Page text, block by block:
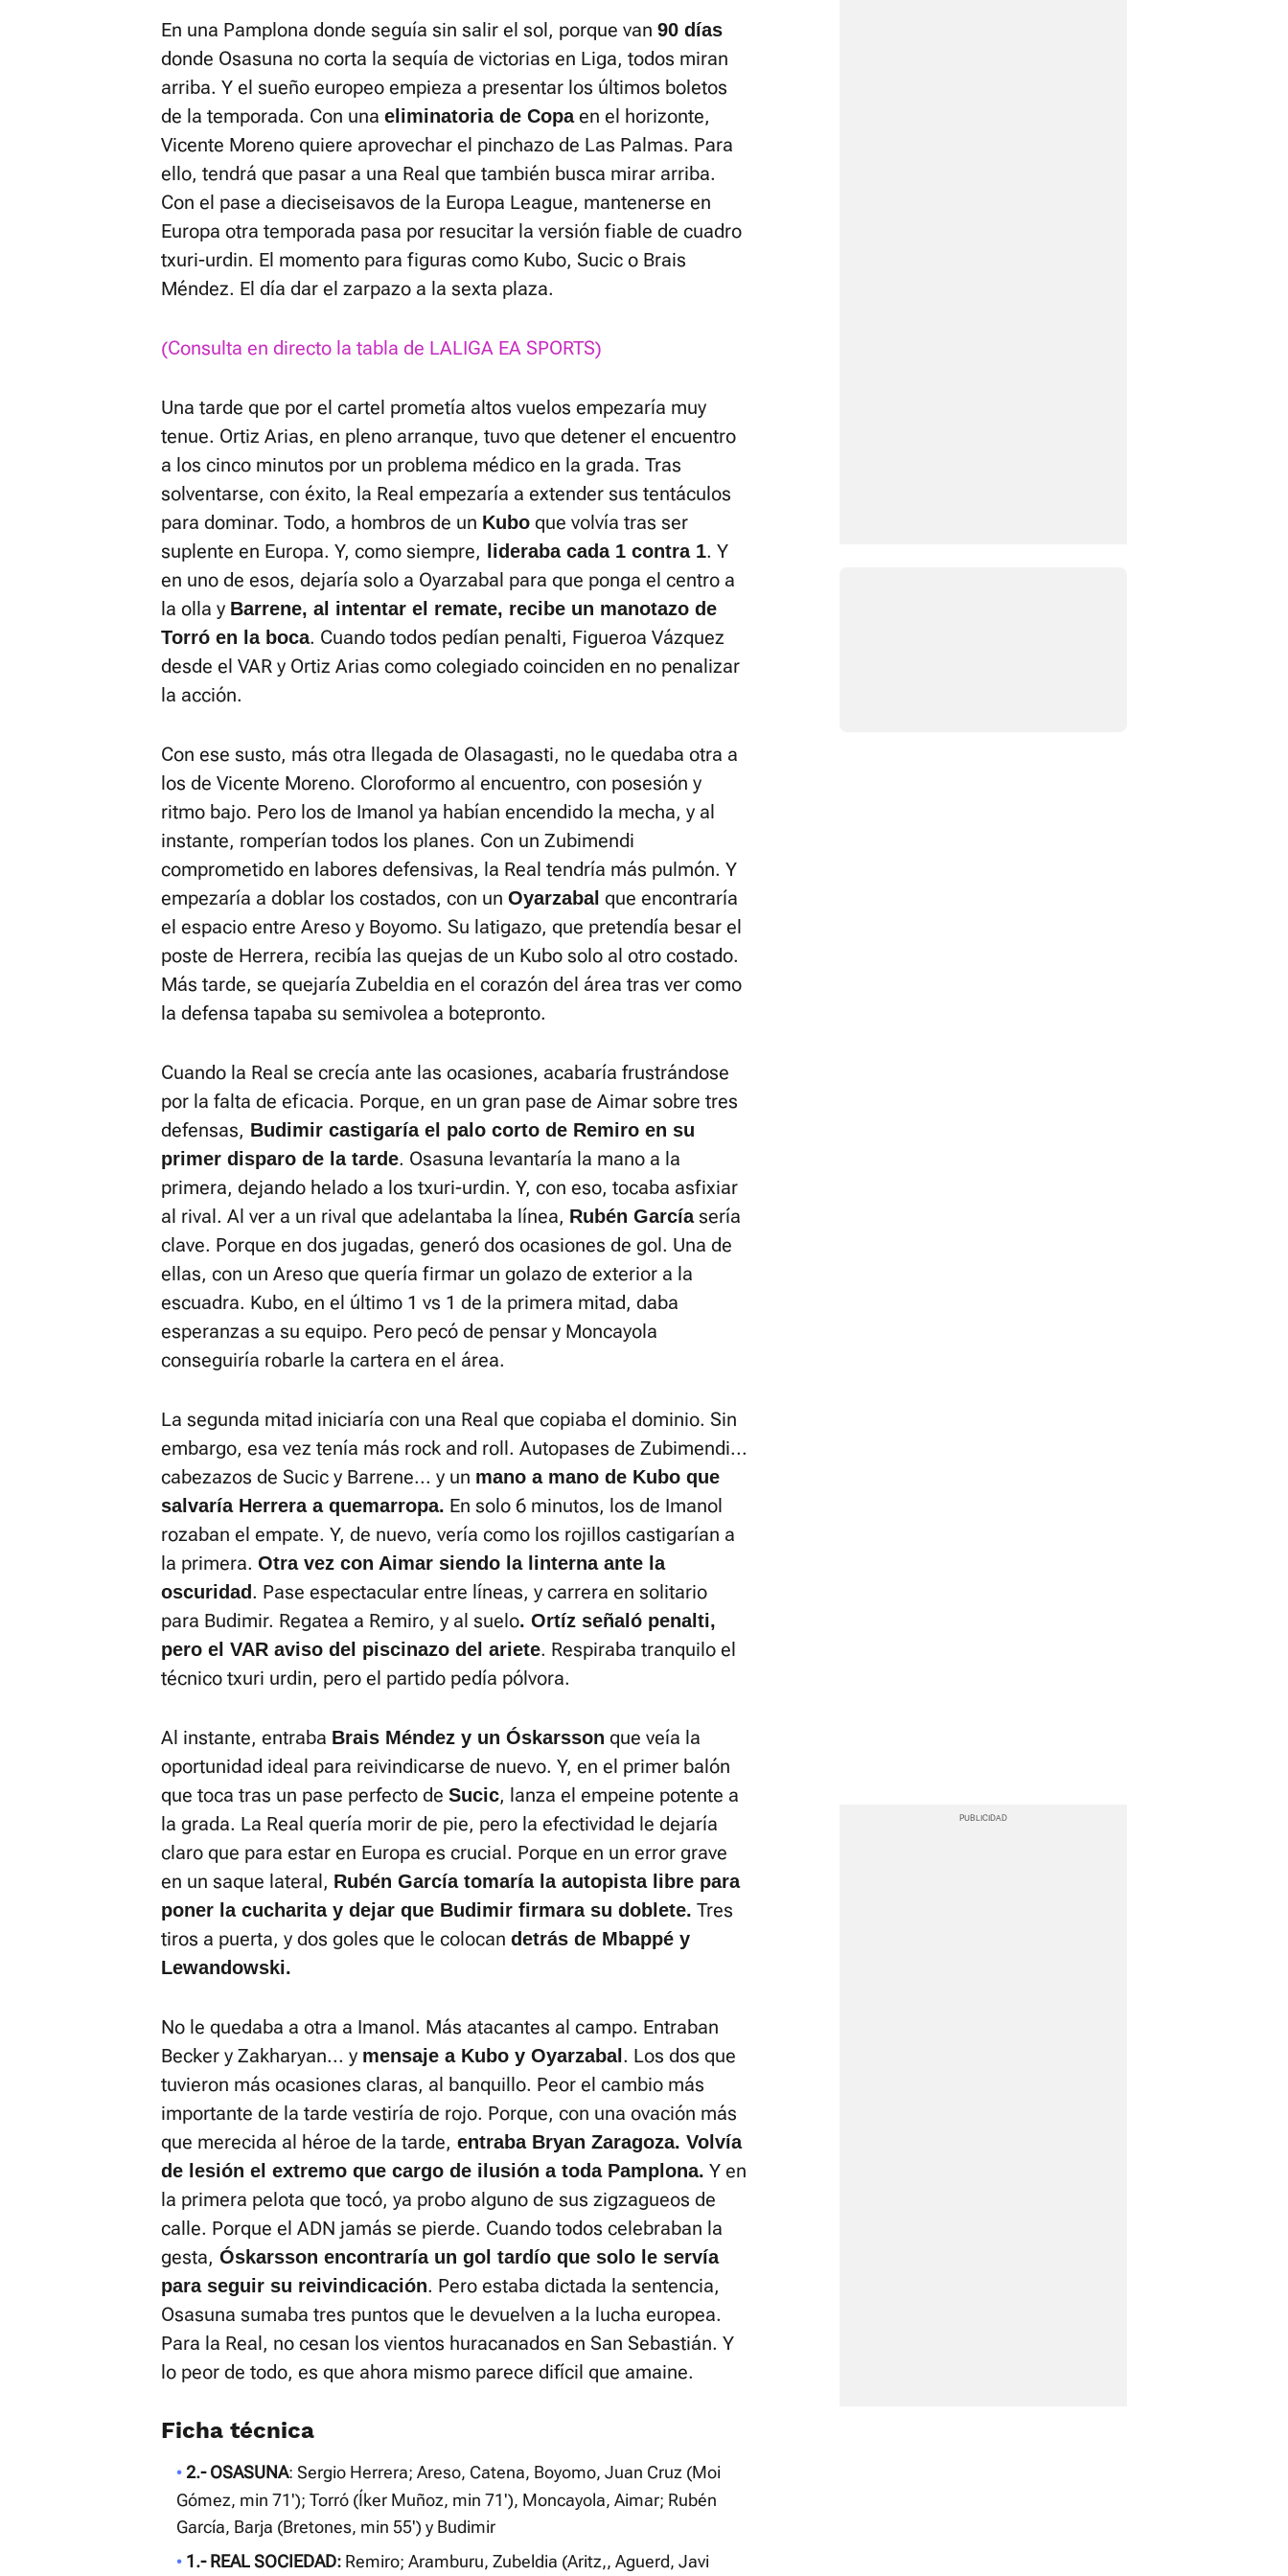
En una Pamplona donde seguía sin salir el sol, porque van 90 días
donde Osasuna no corta la sequía de victorias en Liga, todos miran
arriba. Y el sueño europeo empieza a presentar los últimos boletos
de la temporada. Con una eliminatoria de Copaen el horizonte,
Vicente Moreno quiere aprovechar el pinchazo de Las Palmas. Para
ello, tendrá que pasar a una Real que también busca mirar arriba.
Con el pase a dieciseisavos de la Europa League, mantenerse en
Europa otra temporada pasa por resucitar la versión fiable de cuadro
txuri-urdin. El momento para figuras como Kubo, Sucic o Brais
Méndez. El día dar el zarpazo a la sexta plaza.
(Consulta en directo la tabla de LALIGA EA SPORTS)
Una tarde que por el cartel prometía altos vuelos empezaría muy
tenue. Ortiz Arias, en pleno arranque, tuvo que detener el encuentro
a los cinco minutos por un problema médico en la grada. Tras
solventarse, con éxito, la Real empezaría a extender sus tentáculos
para dominar. Todo, a hombros de un Kubo que volvía tras ser
suplente en Europa. Y, como siempre, lideraba cada 1 contra 1. Y
en uno de esos, dejaría solo a Oyarzabal para que ponga el centro a
la olla y Barrene, al intentar el remate, recibe un manotazo de
Torró en la boca. Cuando todos pedían penalti, Figueroa Vázquez
desde el VAR y Ortiz Arias como colegiado coinciden en no penalizar
la acción.
Con ese susto, más otra llegada de Olasagasti, no le quedaba otra a
los de Vicente Moreno. Cloroformo al encuentro, con posesión y
ritmo bajo. Pero los de Imanol ya habían encendido la mecha, y al
instante, romperían todos los planes. Con un Zubimendi
comprometido en labores defensivas, la Real tendría más pulmón. Y
empezaría a doblar los costados, con un Oyarzabal que encontraría
el espacio entre Areso y Boyomo. Su latigazo, que pretendía besar el
poste de Herrera, recibía las quejas de un Kubo solo al otro costado.
Más tarde, se quejaría Zubeldia en el corazón del área tras ver como
la defensa tapaba su semivolea a botepronto.
Cuando la Real se crecía ante las ocasiones, acabaría frustrándose
por la falta de eficacia. Porque, en un gran pase de Aimar sobre tres
defensas, Budimir castigaría el palo corto de Remiro en su
primer disparo de la tarde. Osasuna levantaría la mano a la
primera, dejando helado a los txuri-urdin. Y, con eso, tocaba asfixiar
al rival. Al ver a un rival que adelantaba la línea, Rubén Garcíasería
clave. Porque en dos jugadas, generó dos ocasiones de gol. Una de
ellas, con un Areso que quería firmar un golazo de exterior a la
escuadra. Kubo, en el último 1 vs 1 de la primera mitad, daba
esperanzas a su equipo. Pero pecó de pensar y Moncayola
conseguiría robarle la cartera en el área.
La segunda mitad iniciaría con una Real que copiaba el dominio. Sin
embargo, esa vez tenía más rock and roll. Autopases de Zubimendi...
cabezazos de Sucic y Barrene... y un mano a mano de Kubo que
salvaría Herrera a quemarropa. En solo 6 minutos, los de Imanol
rozaban el empate. Y, de nuevo, vería como los rojillos castigarían a
la primera. Otra vez con Aimar siendo la linterna ante la
oscuridad . Pase espectacular entre líneas, y carrera en solitario
para Budimir. Regatea a Remiro, y al suelo. Ortíz señaló penalti,
pero el VAR aviso del piscinazo del ariete. Respiraba tranquilo el
técnico txuri urdin, pero el partido pedía pólvora.
Al instante, entraba Brais Méndez y un Óskarsson que veía la
oportunidad ideal para reivindicarse de nuevo. Y, en el primer balón
que toca tras un pase perfecto de Sucic, lanza el empeine potente a
la grada. La Real quería morir de pie, pero la efectividad le dejaría
claro que para estar en Europa es crucial. Porque en un error grave
en un saque lateral, Rubén García tomaría la autopista libre para
poner la cucharita y dejar que Budimir firmara su doblete. Tres
tiros a puerta, y dos goles que le colocan detrás de Mbappé y
Lewandowski.
No le quedaba a otra a Imanol. Más atacantes al campo. Entraban
Becker y Zakharyan... y mensaje a Kubo y Oyarzabal . Los dos que
tuvieron más ocasiones claras, al banquillo. Peor el cambio más
importante de la tarde vestiría de rojo. Porque, con una ovación más
que merecida al héroe de la tarde, entraba Bryan Zaragoza. Volvía
de lesión el extremo que cargo de ilusión a toda Pamplona. Y en
la primera pelota que tocó, ya probo alguno de sus zigzagueos de
calle. Porque el ADN jamás se pierde. Cuando todos celebraban la
gesta, Óskarsson encontraría un gol tardío que solo le servía
para seguir su reivindicación. Pero estaba dictada la sentencia,
Osasuna sumaba tres puntos que le devuelven a la lucha europea.
Para la Real, no cesan los vientos huracanados en San Sebastián. Y
lo peor de todo, es que ahora mismo parece difícil que amaine.
Ficha técnica
2.- OSASUNA: Sergio Herrera; Areso, Catena, Boyomo, Juan Cruz (Moi
Gómez, min 71'); Torró (Íker Muñoz, min 71'), Moncayola, Aimar; Rubén
García, Barja (Bretones, min 55') y Budimir
1.- REAL SOCIEDAD: Remiro; Aramburu, Zubeldia (Aritz,, Aguerd, Javi